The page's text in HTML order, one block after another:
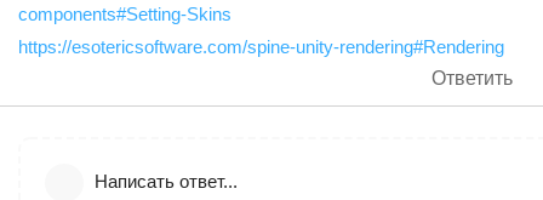
components#Setting-Skins
https://esotericsoftware.com/spine-unity-rendering#Rendering
Ответить
Написать ответ...